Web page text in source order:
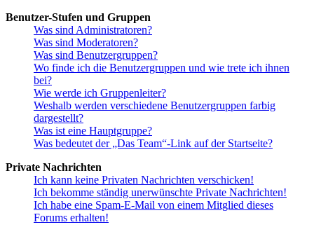
Benutzer-Stufen und Gruppen
Was sind Administratoren?
Was sind Moderatoren?
Was sind Benutzergruppen?
Wo finde ich die Benutzergruppen und wie trete ich ihnen
bei?
Wie werde ich Gruppenleiter?
Weshalb werden verschiedene Benutzergruppen farbig
dargestellt?
Was ist eine Hauptgruppe?
Was bedeutet der „Das Team“-Link auf der Startseite?
Private Nachrichten
Ich kann keine Privaten Nachrichten verschicken!
Ich bekomme ständig unerwünschte Private Nachrichten!
Ich habe eine Spam-E-Mail von einem Mitglied dieses
Forums erhalten!